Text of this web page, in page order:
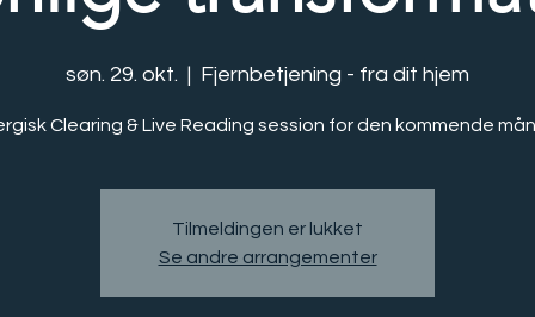
søn. 29. okt.
  |
Fjernbetjening - fra dit hjem
Clearing & Live Reading session for den kommende
Tilmeldingen er lukket
Se andre arrangementer